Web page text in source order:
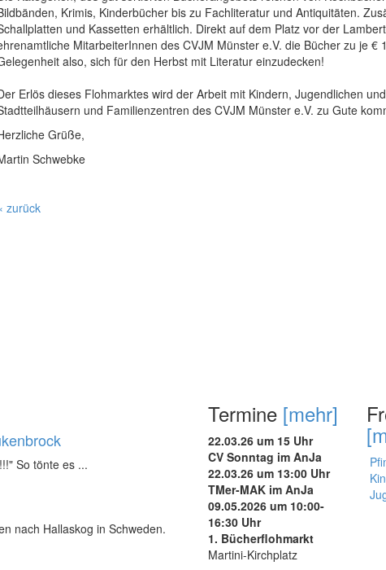
Krimis, Kinderbücher bis zu Fachliteratur und Antiquitäten.
und Kassetten erhältlich. Direkt auf dem Platz vor der
MitarbeiterInnen des CVJM Münster e.V. die Bücher zu je €
also, sich für den Herbst mit Literatur einzudecken!
Erlös dieses Flohmarktes wird der Arbeit mit Kindern, Jugendlichen
und Familienzentren des CVJM Münster e.V. zu Gute
Grüße,
Schwebke
zurück
So tönte es ...
nach Hallaskog in Schweden.
Termine [mehr]
22.03.26 um 15 Uhr
CV Sonntag im AnJa
22.03.26 um 13:00 Uhr
TMer-MAK im AnJa
09.05.2026 um 10:00-
16:30 Uhr
1. Bücherflohmarkt
Martini-Kirchplatz